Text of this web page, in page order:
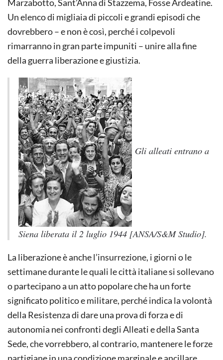
Marzabotto, Sant’Anna di Stazzema, Fosse Ardeatine.
Un elenco di migliaia di piccoli e grandi episodi che
dovrebbero – e non è così, perché i colpevoli
rimarranno in gran parte impuniti – unire alla fine
della guerra liberazione e giustizia.
Gli alleati entrano a
Siena liberata il 2 luglio 1944 [ANSA/S&M Studio].
La liberazione è anche l’insurrezione, i giorni o le
settimane durante le quali le città italiane si sollevano
o partecipano a un atto popolare che ha un forte
significato politico e militare, perché indica la volontà
della Resistenza di dare una prova di forza e di
autonomia nei confronti degli Alleati e della Santa
Sede, che vorrebbero, al contrario, mantenere le forze